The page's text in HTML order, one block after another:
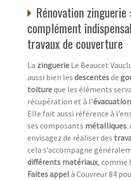
Rénovation zinguerie
complément
travaux de couverture
La zinguerie Le Beaucet
aussi bien les descentesde
toitureque les éléments
récupération et à l’évacuation
Elle fait aussi référence à
ses composants métalliques.
envisagez de réaliser des
cela s’accompagne
différents matériaux, comme
Faites appelà Couvreur 84